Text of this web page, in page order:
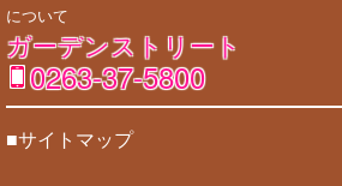
について
ガーデンストリート
0263-37-5800
■サイトマップ